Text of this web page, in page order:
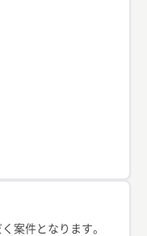
案件となります。